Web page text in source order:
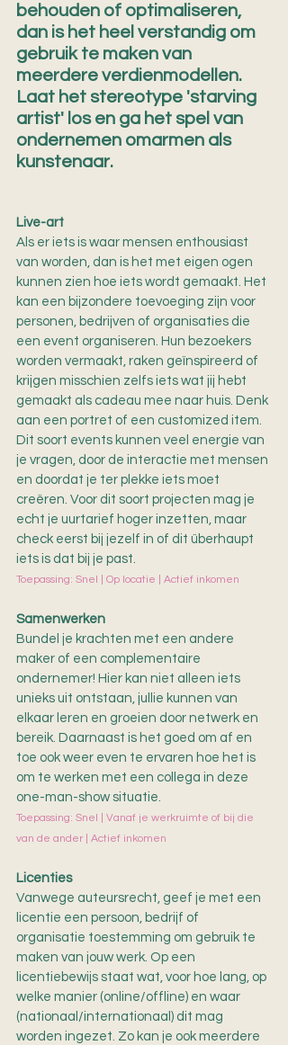
behouden of optimaliseren,
dan is het heel verstandig om
gebruik te maken van
meerdere verdienmodellen.
Laat het stereotype 'starving
artist' los en ga het spel van
ondernemen omarmen als
kunstenaar.
Live-art
Als er iets is waar mensen enthousiast
van worden, dan is het met eigen ogen
kunnen zien hoe iets wordt gemaakt. Het
kan een bijzondere toevoeging zijn voor
personen, bedrijven of organisaties die
een event organiseren. Hun bezoekers
worden vermaakt, raken geïnspireerd of
krijgen misschien zelfs iets wat jij hebt
gemaakt als cadeau mee naar huis. Denk
aan een portret of een customized item.
Dit soort events kunnen veel energie van
je vragen, door de interactie met mensen
en doordat je ter plekke iets moet
creëren. Voor dit soort projecten mag je
echt je uurtarief hoger inzetten, maar
check eerst bij jezelf in of dit überhaupt
iets is dat bij je past.
Toepassing: Snel | Op locatie | Actief inkomen
Samenwerken
Bundel je krachten met een andere
maker of een complementaire
ondernemer! Hier kan niet alleen iets
unieks uit ontstaan, jullie kunnen van
elkaar leren en groeien door netwerk en
bereik. Daarnaast is het goed om af en
toe ook weer even te ervaren hoe het is
om te werken met een collega in deze
one-man-show situatie.
Toepassing: Snel | Vanaf je werkruimte of bij die
van de ander | Actief inkomen
Licenties
Vanwege auteursrecht, geef je met een
licentie een persoon, bedrijf of
organisatie toestemming om gebruik te
maken van jouw werk. Op een
licentiebewijs staat wat, voor hoe lang, op
welke manier (online/offline) en waar
(nationaal/internationaal) dit mag
worden ingezet. Zo kan je ook meerdere